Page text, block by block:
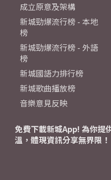
成立原意及架構
新城勁爆流行榜 - 本地
榜
新城勁爆流行榜 - 外語
榜
新城國語力排行榜
新城歌曲播放榜
音樂意見反映
免費下載新城App! 為你提
溫，體現資訊分享無界限！